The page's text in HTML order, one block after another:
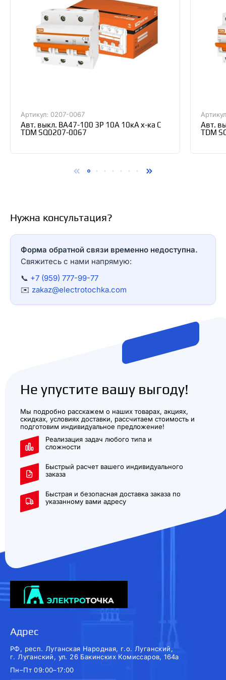
Артикул: 0207-0067
Авт. выкл. ВА47-100 3Р 10А 10кА х-ка С
TDM SQ0207-0067
Авт.
TDM
Нужна консультация?
Форма обратной связи временно недоступна.
Свяжитесь с нами напрямую:
📞 +7 (959) 777-99-77
✉️ zakaz@electrotochka.com
Не упустите вашу выгоду!
Мы подробно расскажем о наших товарах, акциях,
скидках, условиях доставки, рассчитаем стоимость и
подготовим индивидуальное предложение!
Реализация задач любого типа и
сложности
Быстрый расчет вашего индивидуального
заказа
Быстрая и безопасная доставка заказа по
указанному вами адресу
Адрес
РФ, респ. Луганская Народная, г.о. Луганский,
г. Луганский, ул. 26 Бакинских Комиссаров, 164а
Пн–Пт 09:00–17:00